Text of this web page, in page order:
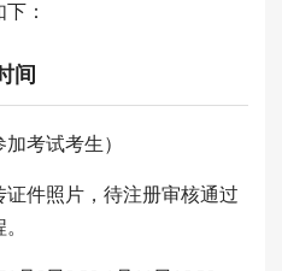
：
间
考试考生）
件照片，待注册审核通过